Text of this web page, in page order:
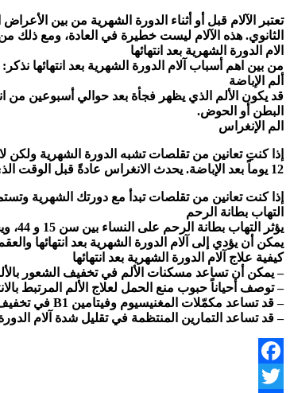
تعتبر الآلام قبل أو أثناء الدورة الشهرية من بين
الثانوي. هذه الآلام ليست خطيرة في العادة، ومع ذلك
الام الدورة الشهرية بعد انتهائها
من بين اهم أسباب آلام الدورة الشهرية بعد انتهائها نذكر:
ألم الإباضة
قد يكون الألم الذي يظهر فجأة بعد حوالي أسبوعين
البطن أو الحوض.
الم الإنغراس
12 يوماً بعد الإباضة. يحدث الانغراس عادةً قبل الوقت الذي تتوقعينه عادةً للدورة الشهرية وقد يكون مصحوباً ببقع دم.
إذا كنت تعانين من تقلصات تبدأ مع دورتك الشهرية
التهاب بطانة الرحم
يمكن أن يؤدي إلى آلام الدورة الشهرية بعد انتهائها
كيفية علاج آلام الدورة الشهرية بعد انتهائها
– يمكن أن تساعد مسكنات الألم في تخفيف الشعور
– توصف أحياناً حبوب منع الحمل لعلاج الألم المرتبط
– قد تساعد مكمّلات المغنيسيوم وفيتامين B1 في تخفيف آلام الدورة الشهرية بعد انتهائها.
– قد تساعد التمارين المنتظمة في تقليل شدة آلام الدورة
Facebook